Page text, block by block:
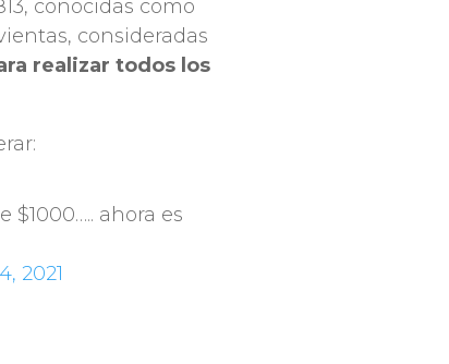
conocidas como
consideradas
realizar todos los
$1000….. ahora es
2021